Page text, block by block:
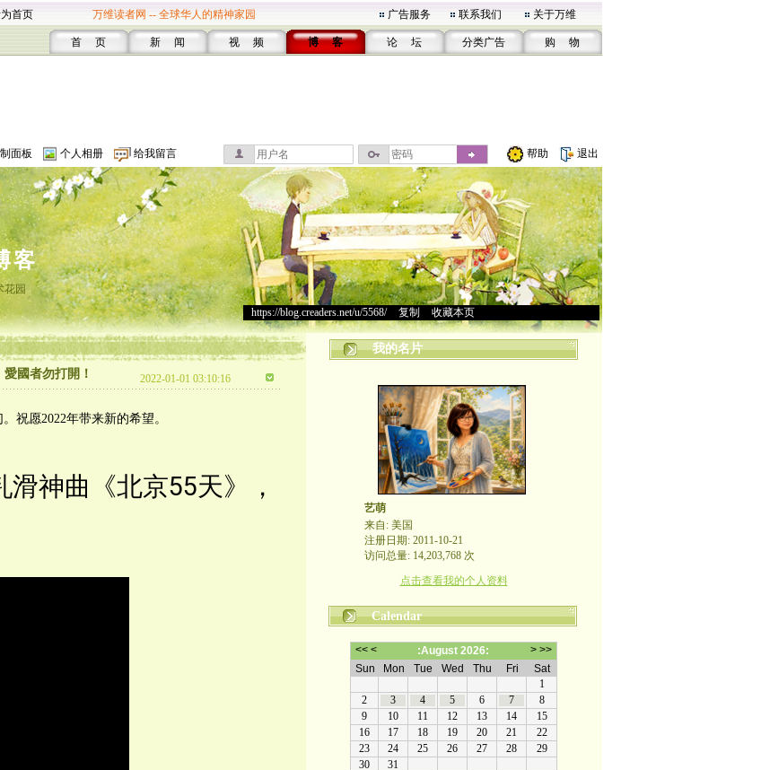
首页 万维读者网 -- 全球华人的精神家园 广告服务 联系我们 关于万维
首 页 新 闻 视 频 博 客 论 坛 分类广告 购 物
面板 个人相册 给我留言 帮助 退出
客
花园
https://blog.creaders.net/u/5568/> 复制 收藏本页
國者勿打開！ 2022-01-01 03:10:16
祝愿2022年带来新的希望。
神曲《北京55天》，
我的名片
艺萌
来自: 美国
注册日期: 2011-10-21
访问总量: 14,203,768 次
点击查看我的个人资料
Calendar
哪裡有自由，哪裡就是祖國
转帖的留言未一一回复也定会点赞。非常感谢
yimengling53@yahoo.com
有意收藏者请私信我，感谢一贯支持